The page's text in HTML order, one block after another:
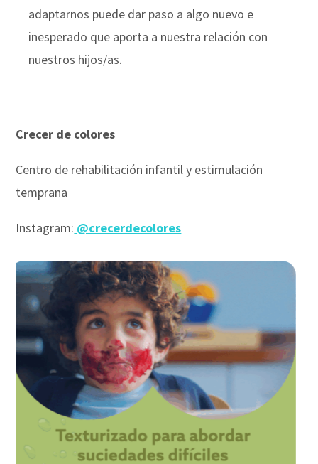
adaptarnos puede dar paso a algo nuevo e
inesperado que aporta a nuestra relación con
nuestros hijos/as.
Crecer de colores
Centro de rehabilitación infantil y estimulación
temprana
Instagram: @crecerdecolores